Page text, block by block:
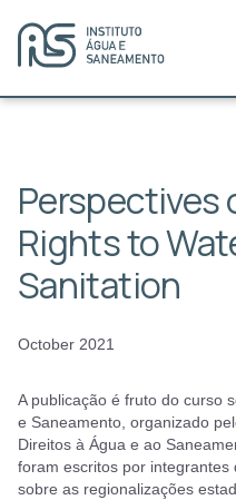
Perspectives
Rights to
Sanitation
October 2021
A publicação é fruto do curso
e Saneamento, organizado
Direitos à Água e ao
foram escritos por integrantes
sobre as regionalizações